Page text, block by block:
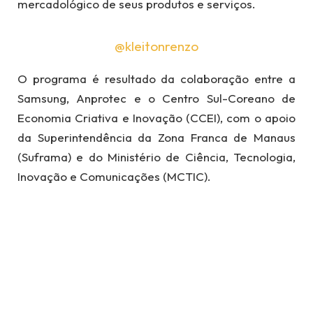
mercadológico de seus produtos e serviços.
@kleitonrenzo
O programa é resultado da colaboração entre a
Samsung, Anprotec e o Centro Sul-Coreano de
Economia Criativa e Inovação (CCEI), com o apoio
da Superintendência da Zona Franca de Manaus
(Suframa) e do Ministério de Ciência, Tecnologia,
Inovação e Comunicações (MCTIC).